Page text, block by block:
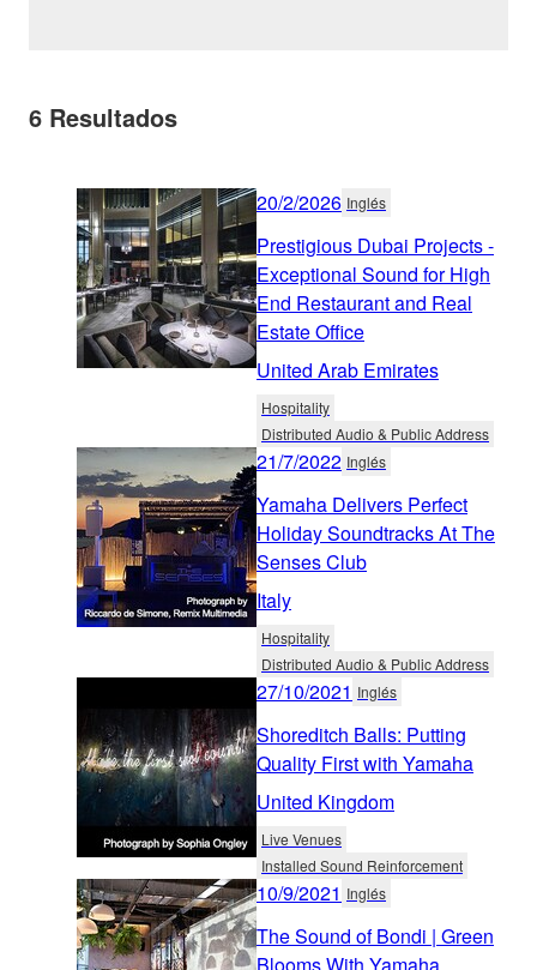
6 Resultados
20/2/2026 Inglés
Prestigious Dubai Projects -
Exceptional Sound for High
End Restaurant and Real
Estate Office
United Arab Emirates
Hospitality
Distributed Audio & Public Address
21/7/2022 Inglés
Yamaha Delivers Perfect
Holiday Soundtracks At The
Senses Club
Italy
Hospitality
Distributed Audio & Public Address
27/10/2021 Inglés
Shoreditch Balls: Putting
Quality First with Yamaha
United Kingdom
Live Venues
Installed Sound Reinforcement
10/9/2021 Inglés
The Sound of Bondi | Green